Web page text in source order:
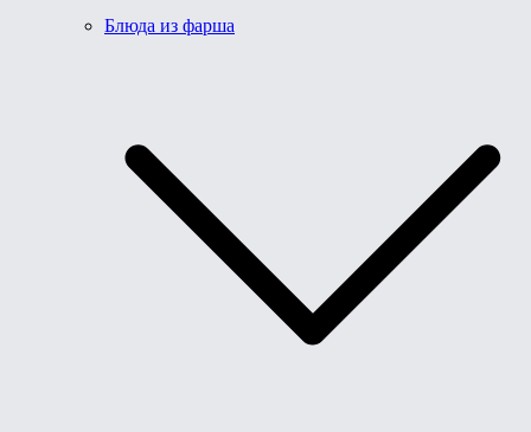
Блюда из фарша